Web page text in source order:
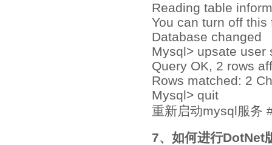
Reading table
You can turn off
Database changed
Mysql> upsate user
Query OK, 2 rows
Rows matched: 2
Mysql> quit
重新启动mysql服务
7、如何进行DotNet